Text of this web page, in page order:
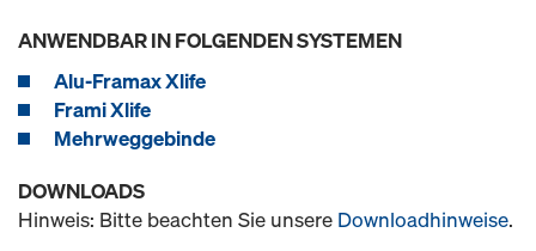
ANWENDBAR IN FOLGENDEN SYSTEMEN
Alu-Framax Xlife
Frami Xlife
Mehrweggebinde
DOWNLOADS
Hinweis: Bitte beachten Sie unsere Downloadhinweise.